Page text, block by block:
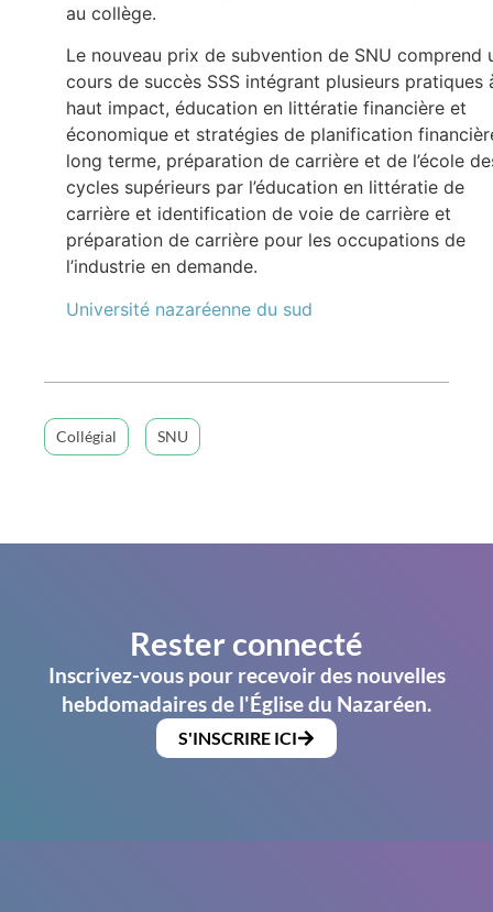
au collège.
Le nouveau prix de subvention de SNU comprend
cours de succès SSS intégrant plusieurs pratiques
haut impact, éducation en littératie financière et
économique et stratégies de planification
long terme, préparation de carrière et de l’école
cycles supérieurs par l’éducation en littératie de
carrière et identification de voie de carrière et
préparation de carrière pour les occupations de
l’industrie en demande.
Université nazaréenne du sud
Collégial SNU
Rester connecté
Inscrivez-vous pour recevoir des nouvelles
hebdomadaires de l'Église du Nazaréen.
S'INSCRIRE ICI